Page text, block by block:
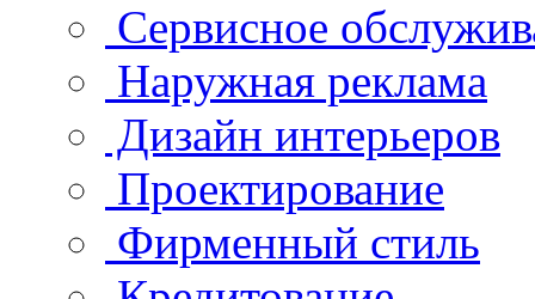
Сервисное
Наружная реклама
Дизайн интерьеров
Проектирование
Фирменный стиль